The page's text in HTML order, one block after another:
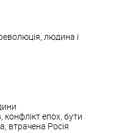
людина і
епох, бути
втрачена Росія